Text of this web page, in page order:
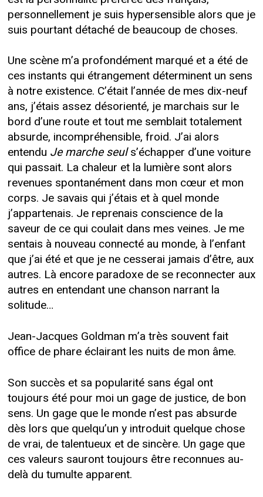
personnellement je suis hypersensible alors que je
suis pourtant détaché de beaucoup de choses.
Une scène m’a profondément marqué et a été de
ces instants qui étrangement déterminent un sens
à notre existence. C’était l’année de mes dix-neuf
ans, j’étais assez désorienté, je marchais sur le
bord d’une route et tout me semblait totalement
absurde, incompréhensible, froid. J’ai alors
entendu Je marche seuls’échapper d’une voiture
qui passait. La chaleur et la lumière sont alors
revenues spontanément dans mon cœur et mon
corps. Je savais qui j’étais et à quel monde
j’appartenais. Je reprenais conscience de la
saveur de ce qui coulait dans mes veines. Je me
sentais à nouveau connecté au monde, à l’enfant
que j’ai été et que je ne cesserai jamais d’être, aux
autres. Là encore paradoxe de se reconnecter aux
autres en entendant une chanson narrant la
solitude…
Jean-Jacques Goldman m’a très souvent fait
office de phare éclairant les nuits de mon âme.
Son succès et sa popularité sans égal ont
toujours été pour moi un gage de justice, de bon
sens. Un gage que le monde n’est pas absurde
dès lors que quelqu’un y introduit quelque chose
de vrai, de talentueux et de sincère. Un gage que
ces valeurs sauront toujours être reconnues au-
delà du tumulte apparent.